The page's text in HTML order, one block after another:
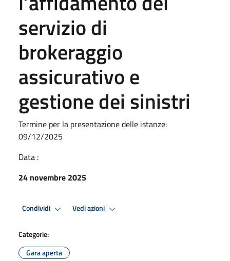
servizio di
brokeraggio
assicurativo e
gestione dei sinistri
Termine per la presentazione delle istanze:
09/12/2025
Data :
24 novembre 2025
Condividi Vedi azioni
Categorie:
Gara aperta